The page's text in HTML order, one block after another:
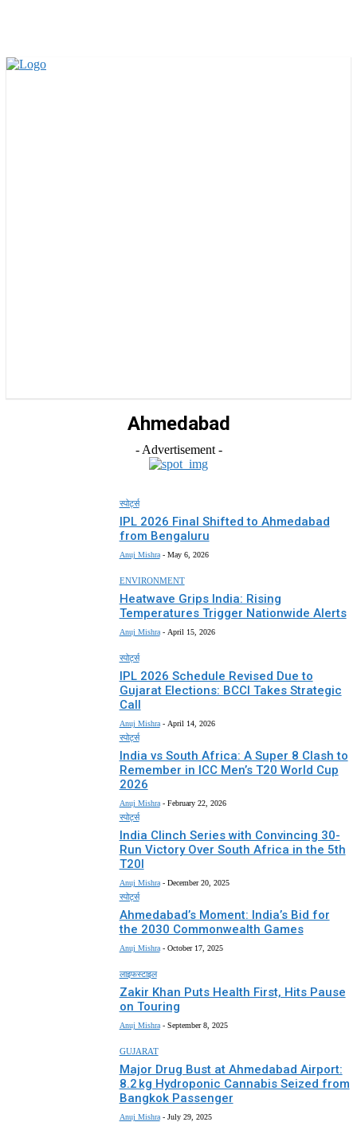
Ahmedabad
- Advertisement -
स्पोर्ट्स
IPL 2026 Final Shifted to Ahmedabad
from Bengaluru
Anuj Mishra - May 6, 2026
ENVIRONMENT
Heatwave Grips India: Rising
Temperatures Trigger Nationwide Alerts
Anuj Mishra - April 15, 2026
स्पोर्ट्स
IPL 2026 Schedule Revised Due to
Gujarat Elections: BCCI Takes Strategic
Call
Anuj Mishra - April 14, 2026
स्पोर्ट्स
India vs South Africa: A Super 8 Clash to
Remember in ICC Men’s T20 World Cup
2026
Anuj Mishra - February 22, 2026
स्पोर्ट्स
India Clinch Series with Convincing 30-
Run Victory Over South Africa in the 5th
T20I
Anuj Mishra - December 20, 2025
स्पोर्ट्स
Ahmedabad’s Moment: India’s Bid for
the 2030 Commonwealth Games
Anuj Mishra - October 17, 2025
लाइफस्टाइल
Zakir Khan Puts Health First, Hits Pause
on Touring
Anuj Mishra - September 8, 2025
GUJARAT
Major Drug Bust at Ahmedabad Airport:
8.2 kg Hydroponic Cannabis Seized from
Bangkok Passenger
Anuj Mishra - July 29, 2025